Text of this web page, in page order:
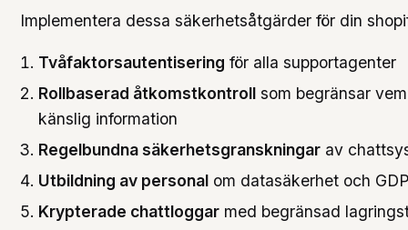
Implementera dessa säkerhetsåtgärder för din
Tvåfaktorsautentisering för alla supportagenter
Rollbaserad åtkomstkontroll som begränsar
känslig information
Regelbundna säkerhetsgranskningar av
Utbildning av personal om datasäkerhet och
Krypterade chattloggar med begränsad